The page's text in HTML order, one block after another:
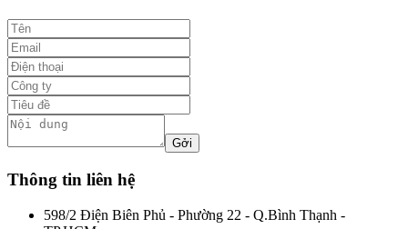
Thông tin liên hệ
598/2 Điện Biên Phủ - Phường 22 - Q.Bình Thạnh -